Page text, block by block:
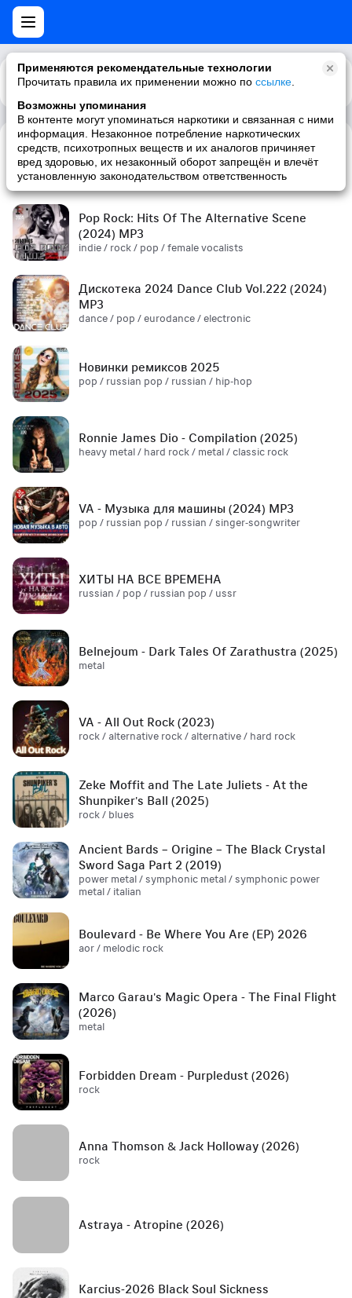
Применяются рекомендательные технологии
Прочитать правила их применении можно по ссылке
Возможны упоминания
В контенте могут упоминаться наркотики и связанная с ними
информация. Незаконное потребление наркотических
средств, психотропных веществ и их аналогов причиняет
вред здоровью, их незаконный оборот запрещён и влечёт
установленную законодательством ответственность
Каталог Рекомендации
Сборник! '90s (2024) MP3
pop / russian pop / russian / '90s
Pop Rock: Hits Of The Alternative Scene
(2024) MP3
indie / rock / pop / female vocalists
Дискотека 2024 Dance Club Vol.222 (2024)
MP3
dance / pop / eurodance / electronic
Новинки ремиксов 2025
pop / russian pop / russian / hip-hop
Ronnie James Dio - Compilation (2025)
heavy metal / hard rock / metal / classic rock
VA - Музыка для машины (2024) MP3
pop / russian pop / russian / singer-songwriter
ХИТЫ НА ВСЕ ВРЕМЕНА
russian / pop / russian pop / ussr
Belnejoum - Dark Tales Of Zarathustra (2025)
metal
VA - All Out Rock (2023)
rock / alternative rock / alternative / hard rock
Zeke Moffit and The Late Juliets - At the
Shunpiker's Ball (2025)
rock / blues
Ancient Bards – Origine – The Black Crystal
Sword Saga Part 2 (2019)
power metal / symphonic metal / symphonic power
metal / italian
Boulevard - Be Where You Are (EP) 2026
aor / melodic rock
Marco Garau's Magic Opera - The Final Flight
(2026)
metal
Forbidden Dream - Purpledust (2026)
rock
Anna Thomson & Jack Holloway (2026)
rock
Astraya - Atropine (2026)
Karcius-2026 Black Soul Sickness